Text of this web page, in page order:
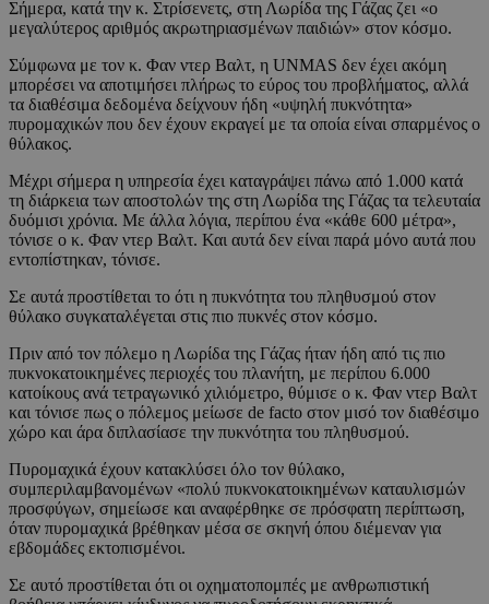
Σήμερα, κατά την κ. Στρίσενετς, στη Λωρίδα της Γάζας ζει «ο
μεγαλύτερος αριθμός ακρωτηριασμένων παιδιών» στον κόσμο.
Σύμφωνα με τον κ. Φαν ντερ Βαλτ, η UNMAS δεν έχει ακόμη
μπορέσει να αποτιμήσει πλήρως το εύρος του προβλήματος, αλλά
τα διαθέσιμα δεδομένα δείχνουν ήδη «υψηλή πυκνότητα»
πυρομαχικών που δεν έχουν εκραγεί με τα οποία είναι σπαρμένος ο
θύλακος.
Μέχρι σήμερα η υπηρεσία έχει καταγράψει πάνω από 1.000 κατά
τη διάρκεια των αποστολών της στη Λωρίδα της Γάζας τα τελευταία
δυόμισι χρόνια. Με άλλα λόγια, περίπου ένα «κάθε 600 μέτρα»,
τόνισε ο κ. Φαν ντερ Βαλτ. Και αυτά δεν είναι παρά μόνο αυτά που
εντοπίστηκαν, τόνισε.
Σε αυτά προστίθεται το ότι η πυκνότητα του πληθυσμού στον
θύλακο συγκαταλέγεται στις πιο πυκνές στον κόσμο.
Πριν από τον πόλεμο η Λωρίδα της Γάζας ήταν ήδη από τις πιο
πυκνοκατοικημένες περιοχές του πλανήτη, με περίπου 6.000
κατοίκους ανά τετραγωνικό χιλιόμετρο, θύμισε ο κ. Φαν ντερ Βαλτ
και τόνισε πως ο πόλεμος μείωσε de facto στον μισό τον διαθέσιμο
χώρο και άρα διπλασίασε την πυκνότητα του πληθυσμού.
Πυρομαχικά έχουν κατακλύσει όλο τον θύλακο,
συμπεριλαμβανομένων «πολύ πυκνοκατοικημένων καταυλισμών
προσφύγων, σημείωσε και αναφέρθηκε σε πρόσφατη περίπτωση,
όταν πυρομαχικά βρέθηκαν μέσα σε σκηνή όπου διέμεναν για
εβδομάδες εκτοπισμένοι.
Σε αυτό προστίθεται ότι οι οχηματοπομπές με ανθρωπιστική